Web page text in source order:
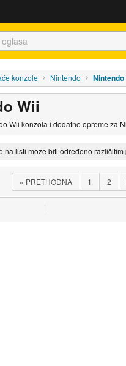
konzole Nintendo Nintendo
Wii
Wii konzola i dodatne opreme za
na listi može biti određeno različitim
« PRETHODNA 1 2